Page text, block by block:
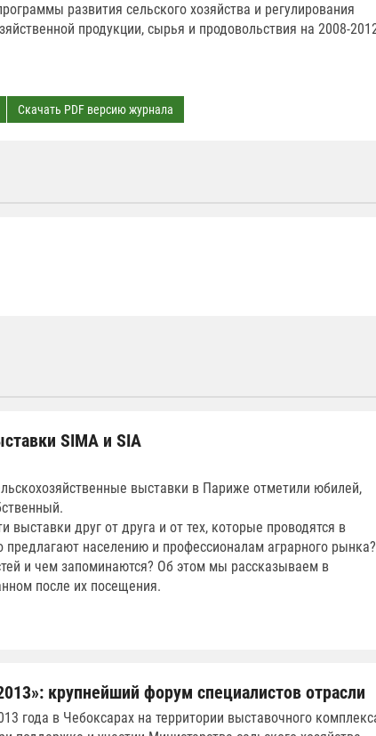
развития сельского хозяйства и регулирования
продукции, сырья и продовольствия на 2008-
Скачать PDF версию журнала
SIMA и SIA
выставки в Париже отметили юбилей,
выставки друг от друга и от тех, которые проводятся в
предлагают населению и профессионалам аграрного рынка?
и чем запоминаются? Об этом мы рассказываем в
после их посещения.
крупнейший форум специалистов отрасли
года в Чебоксарах на территории выставочного